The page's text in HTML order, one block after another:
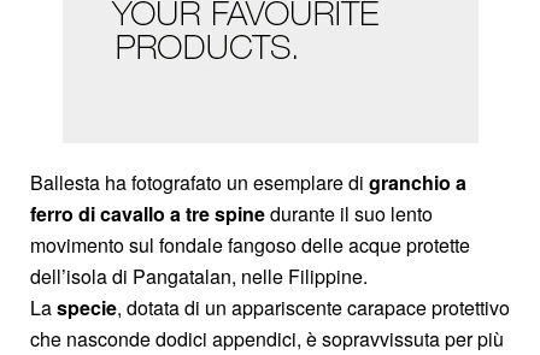
Ballesta ha fotografato un esemplare di granchio a
ferro di cavallo a tre spinedurante il suo lento
movimento sul fondale fangoso delle acque protette
dell’isola di Pangatalan, nelle Filippine.
Laspecie, dotata di un appariscente carapace protettivo
che nasconde dodici appendici, è sopravvissuta per più